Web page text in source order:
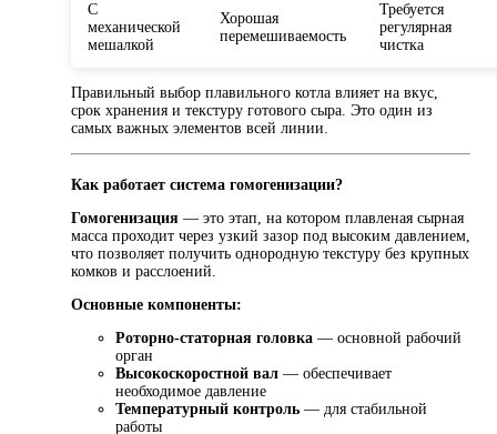
С
механической
мешалкой
Хорошая
перемешиваемость
Требуется
регулярная
чистка
Правильный выбор плавильного котла влияет на вкус,
срок хранения и текстуру готового сыра. Это один из
самых важных элементов всей линии.
Как работает система гомогенизации?
Гомогенизация — это этап, на котором плавленая сырная
масса проходит через узкий зазор под высоким давлением,
что позволяет получить однородную текстуру без крупных
комков и расслоений.
Основные компоненты:
Роторно-статорная головка — основной рабочий
орган
Высокоскоростной вал — обеспечивает
необходимое давление
Температурный контроль — для стабильной
работы